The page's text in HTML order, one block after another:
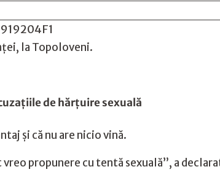
la Topoloveni.
de hărțuire sexuală
și că nu are nicio vină.
propunere cu tentă sexuală”, a